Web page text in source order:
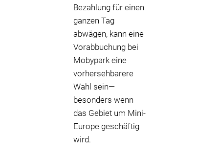
Bezahlung für einen
ganzen Tag
abwägen, kann eine
Vorabbuchung bei
Mobypark eine
vorhersehbarere
Wahl sein—
besonders wenn
das Gebiet um Mini-
Europe geschäftig
wird.